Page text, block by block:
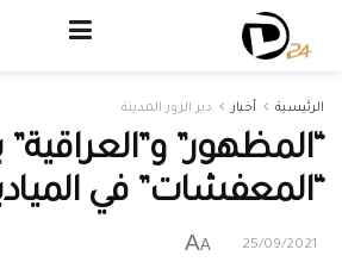
الرئيسية أخبار دير الزور المدينة
“المظهور”
“المعفشات” في
25/09/2021
A
A